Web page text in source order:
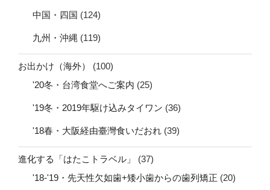
中国・四国 (124)
九州・沖縄 (119)
お出かけ（海外）
(100)
'20冬・台湾食堂へご案内 (25)
'19冬・2019年駆け込みタイワン (36)
'18春・大阪経由臺灣食いだおれ (39)
進化する「はたこトラベル」
(37)
'18-'19・先天性欠如歯+矮小歯からの歯列矯正 (20)